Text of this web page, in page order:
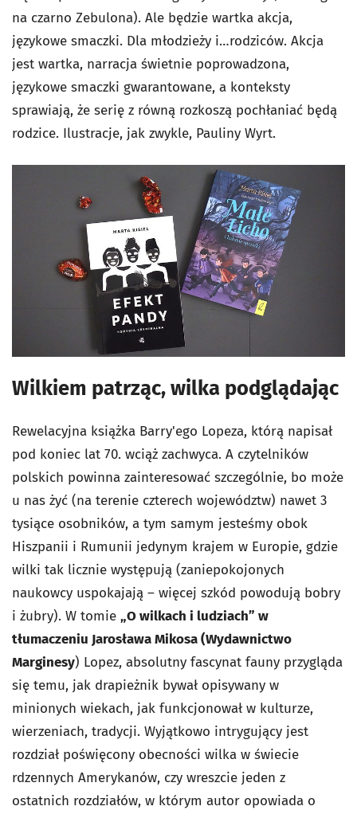
na czarno Zebulona). Ale będzie wartka akcja,
językowe smaczki. Dla młodzieży i…rodziców. Akcja
jest wartka, narracja świetnie poprowadzona,
językowe smaczki gwarantowane, a konteksty
sprawiają, że serię z równą rozkoszą pochłaniać będą
rodzice. Ilustracje, jak zwykle, Pauliny Wyrt.
Wilkiem patrząc, wilka podglądając
Rewelacyjna książka Barry'ego Lopeza, którą napisał
pod koniec lat 70. wciąż zachwyca. A czytelników
polskich powinna zainteresować szczególnie, bo może
u nas żyć (na terenie czterech województw) nawet 3
tysiące osobników, a tym samym jesteśmy obok
Hiszpanii i Rumunii jedynym krajem w Europie, gdzie
wilki tak licznie występują (zaniepokojonych
naukowcy uspokajają – więcej szkód powodują bobry
i żubry). W tomie „O wilkach i ludziach” w
tłumaczeniu Jarosława Mikosa (Wydawnictwo
Marginesy) Lopez, absolutny fascynat fauny przygląda
się temu, jak drapieżnik bywał opisywany w
minionych wiekach, jak funkcjonował w kulturze,
wierzeniach, tradycji. Wyjątkowo intrygujący jest
rozdział poświęcony obecności wilka w świecie
rdzennych Amerykanów, czy wreszcie jeden z
ostatnich rozdziałów, w którym autor opowiada o